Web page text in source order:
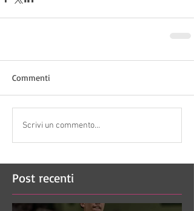
Commenti
Scrivi un commento...
Post recenti